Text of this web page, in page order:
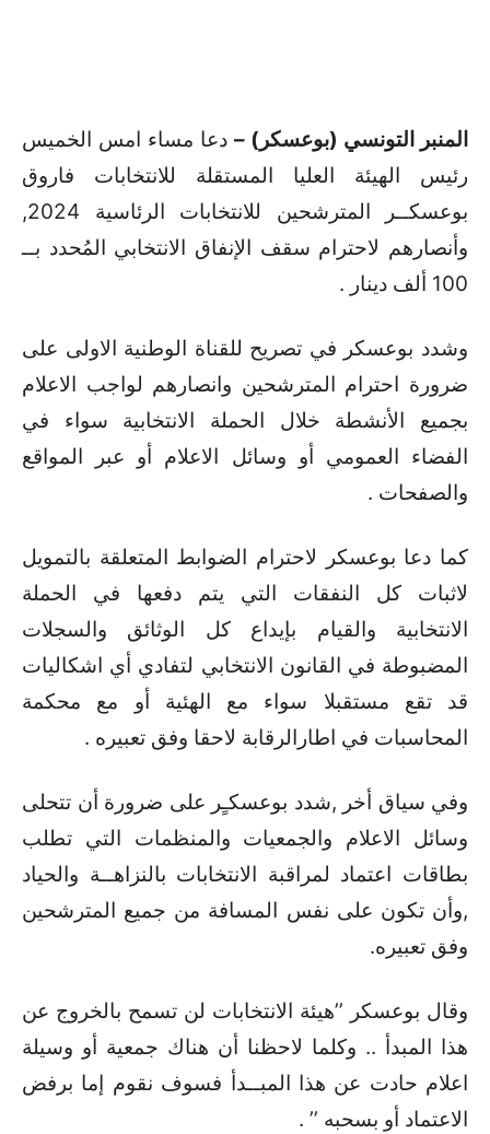
المنبر التونسي (بوعسكر) – دعا مساء امس الخميس
رئيس الهيئة العليا المستقلة للانتخابات فاروق
بوعسكــر المترشحين للانتخابات الرئاسية 2024,
وأنصارهم لاحترام سقف الإنفاق الانتخابي المُحدد بــ
100 ألف دينار .
وشدد بوعسكر في تصريح للقناة الوطنية الاولى على
ضرورة احترام المترشحين وانصارهم لواجب الاعلام
بجميع الأنشطة خلال الحملة الانتخابية سواء في
الفضاء العمومي أو وسائل الاعلام أو عبر المواقع
والصفحات .
كما دعا بوعسكر لاحترام الضوابط المتعلقة بالتمويل
لاثبات كل النفقات التي يتم دفعها في الحملة
الانتخابية والقيام بإيداع كل الوثائق والسجلات
المضبوطة في القانون الانتخابي لتفادي أي اشكاليات
قد تقع مستقبلا سواء مع الهئية أو مع محكمة
المحاسبات في اطارالرقابة لاحقا وفق تعبيره .
وفي سياق أخر ,شدد بوعسكـٍر على ضرورة أن تتحلى
وسائل الاعلام والجمعيات والمنظمات التي تطلب
بطاقات اعتماد لمراقبة الانتخابات بالنزاهــة والحياد
,وأن تكون على نفس المسافة من جميع المترشحين
وفق تعبيره.
وقال بوعسكر ’’هيئة الانتخابات لن تسمح بالخروج عن
هذا المبدأ .. وكلما لاحظنا أن هناك جمعية أو وسيلة
اعلام حادت عن هذا المبــدأ فسوف نقوم إما برفض
الاعتماد أو بسحبه ’’ .